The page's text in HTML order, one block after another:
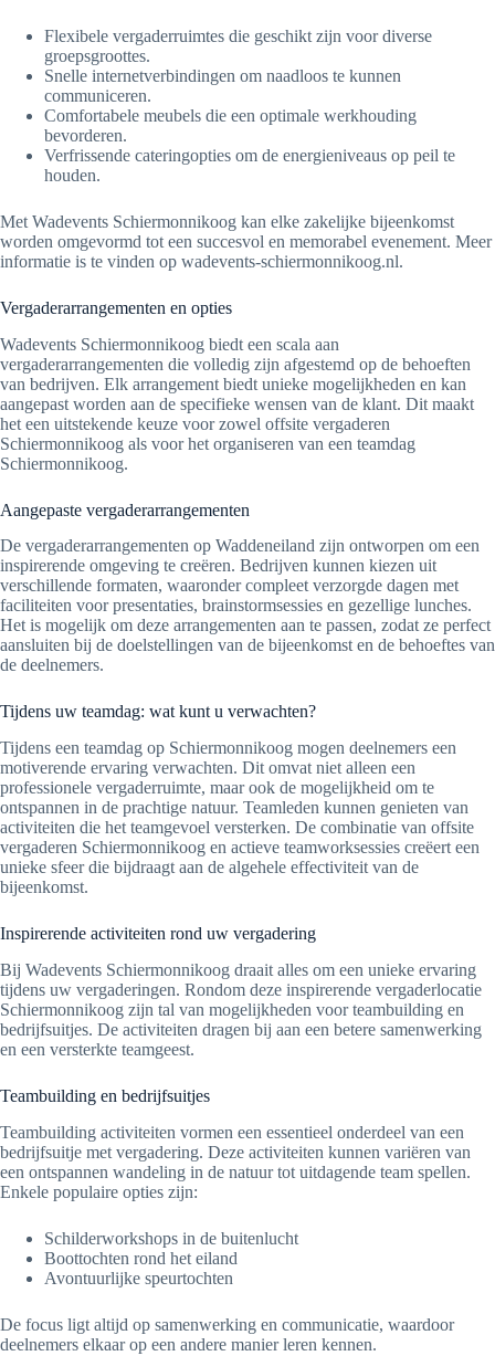
Flexibele vergaderruimtes die geschikt zijn voor diverse
groepsgroottes.
Snelle internetverbindingen om naadloos te kunnen
communiceren.
Comfortabele meubels die een optimale werkhouding
bevorderen.
Verfrissende cateringopties om de energieniveaus op peil te
houden.
Met Wadevents Schiermonnikoog kan elke zakelijke bijeenkomst
worden omgevormd tot een succesvol en memorabel evenement. Meer
informatie is te vinden op wadevents-schiermonnikoog.nl.
Vergaderarrangementen en opties
Wadevents Schiermonnikoog biedt een scala aan
vergaderarrangementen die volledig zijn afgestemd op de behoeften
van bedrijven. Elk arrangement biedt unieke mogelijkheden en kan
aangepast worden aan de specifieke wensen van de klant. Dit maakt
het een uitstekende keuze voor zowel offsite vergaderen
Schiermonnikoog als voor het organiseren van een teamdag
Schiermonnikoog.
Aangepaste vergaderarrangementen
De vergaderarrangementen op Waddeneiland zijn ontworpen om een
inspirerende omgeving te creëren. Bedrijven kunnen kiezen uit
verschillende formaten, waaronder compleet verzorgde dagen met
faciliteiten voor presentaties, brainstormsessies en gezellige lunches.
Het is mogelijk om deze arrangementen aan te passen, zodat ze perfect
aansluiten bij de doelstellingen van de bijeenkomst en de behoeftes van
de deelnemers.
Tijdens uw teamdag: wat kunt u verwachten?
Tijdens een teamdag op Schiermonnikoog mogen deelnemers een
motiverende ervaring verwachten. Dit omvat niet alleen een
professionele vergaderruimte, maar ook de mogelijkheid om te
ontspannen in de prachtige natuur. Teamleden kunnen genieten van
activiteiten die het teamgevoel versterken. De combinatie van offsite
vergaderen Schiermonnikoog en actieve teamworksessies creëert een
unieke sfeer die bijdraagt aan de algehele effectiviteit van de
bijeenkomst.
Inspirerende activiteiten rond uw vergadering
Bij Wadevents Schiermonnikoog draait alles om een unieke ervaring
tijdens uw vergaderingen. Rondom deze inspirerende vergaderlocatie
Schiermonnikoog zijn tal van mogelijkheden voor teambuilding en
bedrijfsuitjes. De activiteiten dragen bij aan een betere samenwerking
en een versterkte teamgeest.
Teambuilding en bedrijfsuitjes
Teambuilding activiteiten vormen een essentieel onderdeel van een
bedrijfsuitje met vergadering. Deze activiteiten kunnen variëren van
een ontspannen wandeling in de natuur tot uitdagende team spellen.
Enkele populaire opties zijn:
Schilderworkshops in de buitenlucht
Boottochten rond het eiland
Avontuurlijke speurtochten
De focus ligt altijd op samenwerking en communicatie, waardoor
deelnemers elkaar op een andere manier leren kennen.